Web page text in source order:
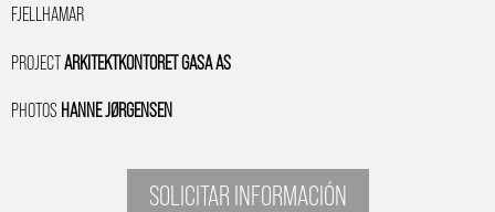
FJELLHAMAR
PROJECTARKITEKTKONTORET GASA AS
PHOTOS HANNE JØRGENSEN
SOLICITAR INFORMACIÓN